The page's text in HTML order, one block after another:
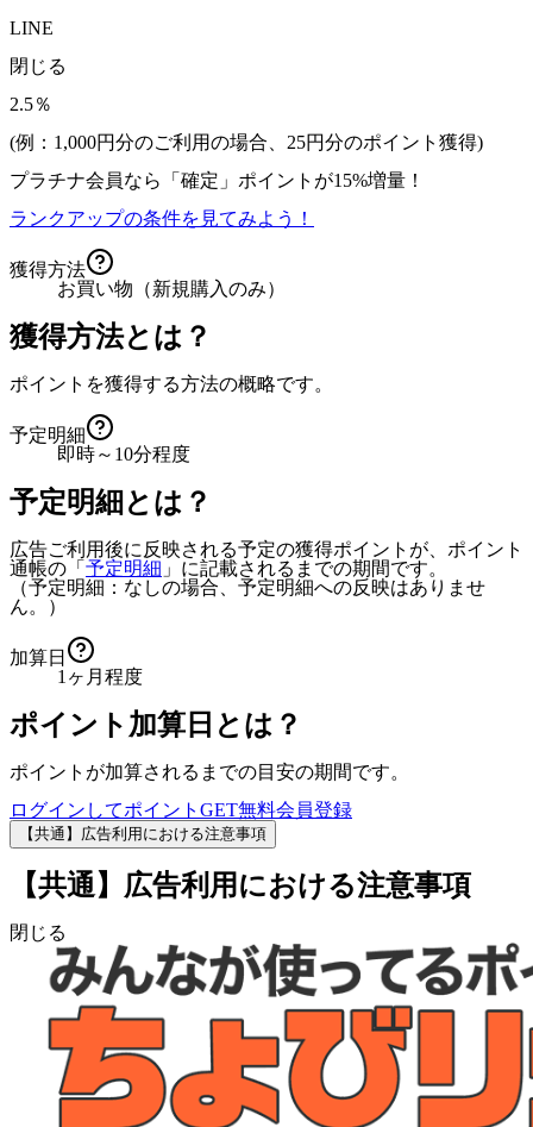
LINE
閉じる
2.5％
(例：1,000円分のご利用の場合、 25円分のポイント獲得)
プラチナ会員なら
「確定」 ポイントが15%増量！
ランクアップの条件を見てみよう！
獲得方法
お買い物（新規購入のみ）
獲得方法とは？
ポイントを獲得する方法の概略です。
予定明細
即時～10分程度
予定明細とは？
広告ご利用後に反映される予定の獲得ポイントが、ポイント
通帳の「 予定明細 」に記載されるまでの期間です。
（予定明細：なしの場合、予定明細への反映はありませ
ん。）
加算日
1ヶ月程度
ポイント加算日とは？
ポイントが加算されるまでの目安の期間です。
ログインしてポイントGET無料会員登録
【共通】広告利用における注意事項
【共通】広告利用における注意事項
閉じる